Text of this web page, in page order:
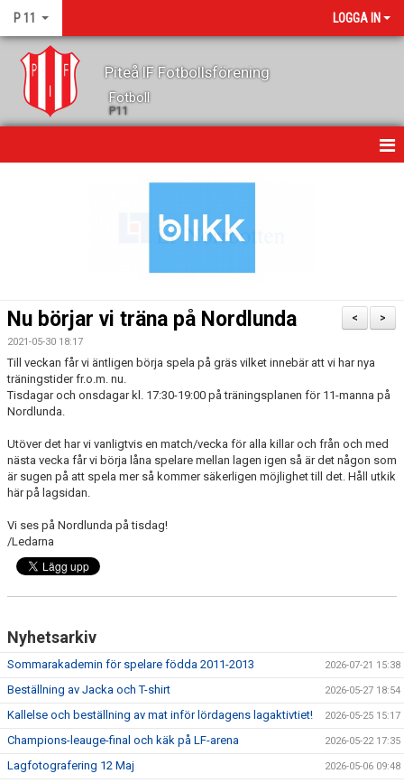
P 11 LOGGA IN
Piteå IF Fotbollsförening
Fotboll
P11
TRUPPEN
GÄSTBOK
DOKUMENT
KONTAKT
MEDLEMSKAP
>
<
Nu börjar vi träna på Nordlunda
2021-05-30 18:17
Till veckan får vi äntligen börja spela på gräs vilket innebär att vi har nya
träningstider fr.o.m. nu.
Tisdagar och onsdagar kl. 17:30-19:00 på träningsplanen för 11-manna på
Nordlunda.
Utöver det har vi vanligtvis en match/vecka för alla killar och från och med
nästa vecka får vi börja låna spelare mellan lagen igen så är det någon som
är sugen på att spela mer så kommer säkerligen möjlighet till det. Håll utkik
här på lagsidan.
Vi ses på Nordlunda på tisdag!
/Ledarna
Nyhetsarkiv
Sommarakademin för spelare födda 2011-2013 2026-07-21 15:38
Beställning av Jacka och T-shirt 2026-05-27 18:54
Kallelse och beställning av mat inför lördagens lagaktivtiet! 2026-05-25 15:17
Champions-leauge-final och käk på LF-arena 2026-05-22 17:35
Lagfotografering 12 Maj 2026-05-06 09:48